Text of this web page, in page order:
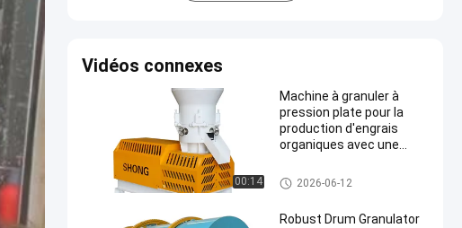
Vidéos connexes
00:14
Machine à granuler à
pression plate pour la
production d'engrais
organiques avec une
par heure et un taux de
granulation ≥ 95%
granulatoire d'engrais organiq
ue
2026-06-12
Robust Drum Granulator